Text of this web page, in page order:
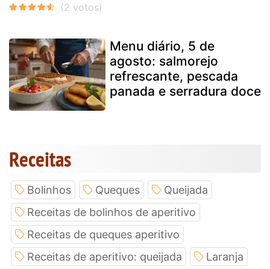
Menu diário, 5 de
agosto: salmorejo
refrescante, pescada
panada e serradura doce
Receitas
Bolinhos Queques
Queijada
Receitas de bolinhos de aperitivo
Receitas de queques aperitivo
Receitas de aperitivo: queijada
Laranja